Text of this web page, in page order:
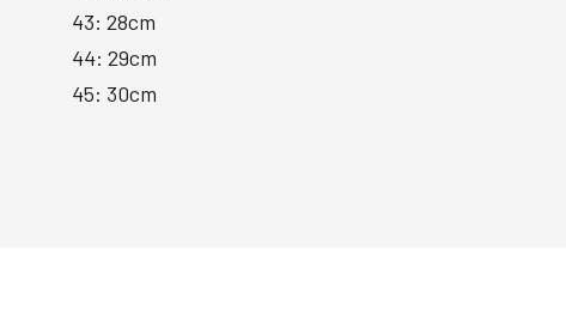
43: 28cm
44: 29cm
45: 30cm